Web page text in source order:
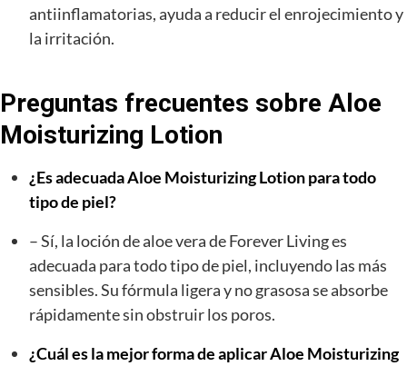
antiinflamatorias, ayuda a reducir el enrojecimiento y
la irritación.
Preguntas frecuentes sobre Aloe
Moisturizing Lotion
¿Es adecuada Aloe Moisturizing Lotion para todo
tipo de piel?
– Sí, la loción de aloe vera de Forever Living es
adecuada para todo tipo de piel, incluyendo las más
sensibles. Su fórmula ligera y no grasosa se absorbe
rápidamente sin obstruir los poros.
¿Cuál es la mejor forma de aplicar Aloe Moisturizing